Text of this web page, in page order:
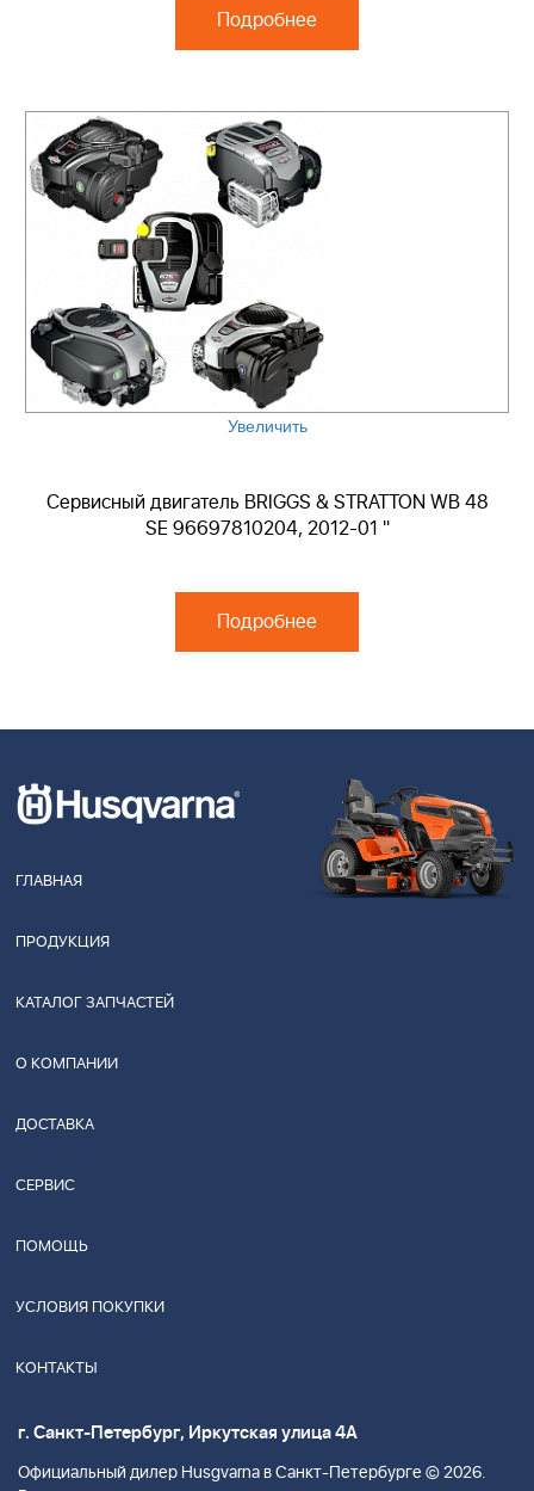
Подробнее
Увеличить
Сервисный двигатель BRIGGS & STRATTON WB 48
SE 96697810204, 2012-01 "
Подробнее
ГЛАВНАЯ
ПРОДУКЦИЯ
КАТАЛОГ ЗАПЧАСТЕЙ
О КОМПАНИИ
ДОСТАВКА
СЕРВИС
ПОМОЩЬ
УСЛОВИЯ ПОКУПКИ
КОНТАКТЫ
г. Санкт-Петербург, Иркутская улица 4А
Официальный дилер Husgvarna в Санкт-Петербурге © 2026.